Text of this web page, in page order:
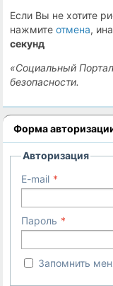
Если Вы не хотите
нажмитеотмена,
секунд
«Социальный
безопасности.
Форма
Авторизация
E-mail
Пароль
Запомнить